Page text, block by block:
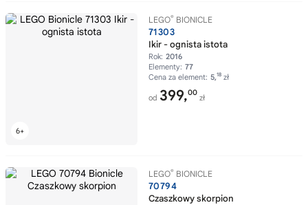
LEGO® BIONICLE
71303
Ikir - ognista istota
Rok: 2016
Elementy: 77
Cena za element: 5,18 zł
od 399,00
zł
LEGO® BIONICLE
70794
Czaszkowy skorpion